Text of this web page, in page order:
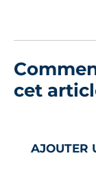
cet
AJOUTER